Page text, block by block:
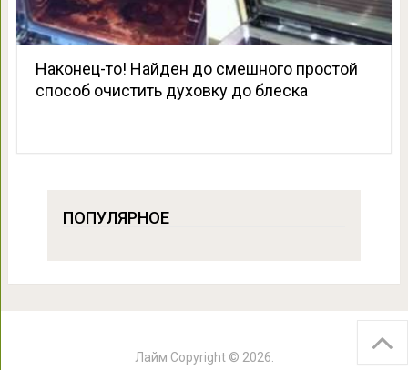
Наконец-то! Найден до смешного простой
способ очистить духовку до блеска
ПОПУЛЯРНОЕ
Лайм Copyright © 2026.